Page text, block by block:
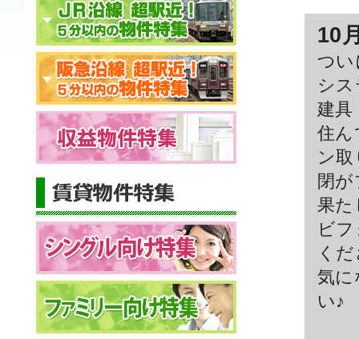
10
つ
シ
建具
住ん
ン
閉
果た
ビ
く
気に
い♪